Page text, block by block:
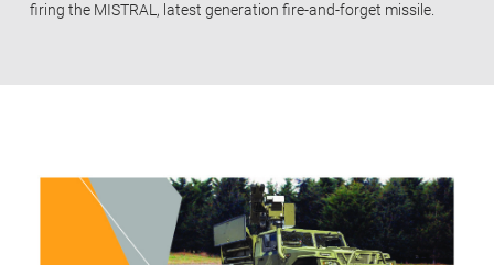
firing the MISTRAL, latest generation fire-and-forget missile.